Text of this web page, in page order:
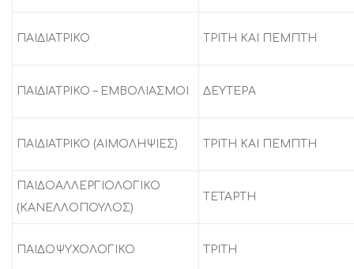
ΠΑΙΔΙΑΤΡΙΚΟ ΤΡΙΤΗ ΚΑΙ ΠΕΜΠΤΗ
ΠΑΙΔΙΑΤΡΙΚΟ – ΕΜΒΟΛΙΑΣΜΟΙ ΔΕΥΤΕΡΑ
ΠΑΙΔΙΑΤΡΙΚΟ (ΑΙΜΟΛΗΨΙΕΣ) ΤΡΙΤΗ ΚΑΙ ΠΕΜΠΤΗ
ΠΑΙΔΟΑΛΛΕΡΓΙΟΛΟΓΙΚΟ
(ΚΑΝΕΛΛΟΠΟΥΛΟΣ)
ΤΕΤΑΡΤΗ
ΠΑΙΔΟΨΥΧΟΛΟΓΙΚΟ ΤΡΙΤΗ